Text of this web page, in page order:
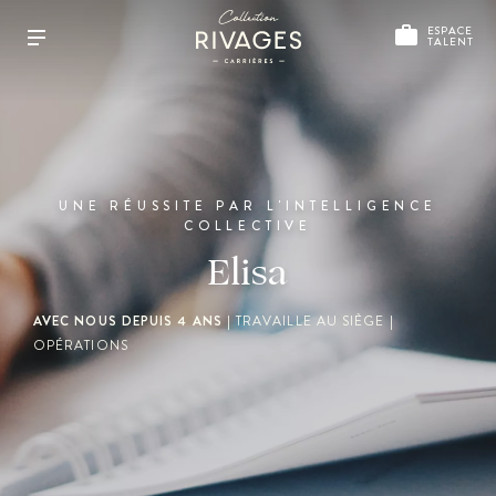
DÉCOUVRIR COLLECTION RIVAGES
NOTRE HISTOIRE
ESPACE
TALENT
UNE RÉUSSITE PAR L'INTELLIGENCE
COLLECTIVE
Elisa
AVEC NOUS DEPUIS 4 ANS | TRAVAILLE AU SIÈGE |
OPÉRATIONS